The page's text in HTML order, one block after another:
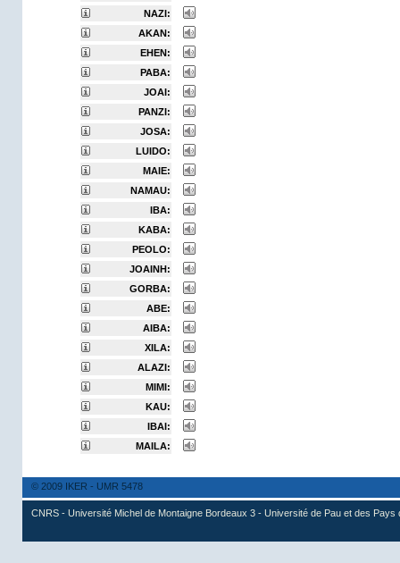
NAZI:
AKAN:
EHEN:
PABA:
JOAI:
PANZI:
JOSA:
LUIDO:
MAIE:
NAMAU:
IBA:
KABA:
PEOLO:
JOAINH:
GORBA:
ABE:
AIBA:
XILA:
ALAZI:
MIMI:
KAU:
IBAI:
MAILA:
© 2009 IKER - UMR 5478
CNRS - Université Michel de Montaigne Bordeaux 3 - Université de Pau et des Pays